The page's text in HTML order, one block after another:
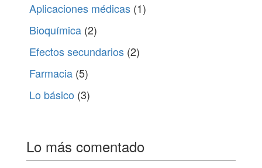
Aplicaciones médicas (1)
Bioquímica (2)
Efectos secundarios (2)
Farmacia (5)
Lo básico (3)
Lo más comentado